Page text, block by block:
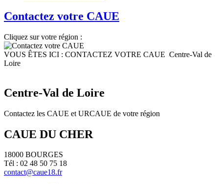
Contactez votre CAUE
Cliquez sur votre région :
VOUS ÊTES ICI : CONTACTEZ VOTRE CAUE Centre-Val de
Loire
Centre-Val de Loire
Contactez les CAUE et URCAUE de votre région
CAUE DU CHER
18000 BOURGES
Tél : 02 48 50 75 18
contact@caue18.fr